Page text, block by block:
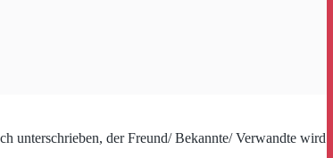
unterschrieben, der Freund/ Bekannte/ Verwandte wird